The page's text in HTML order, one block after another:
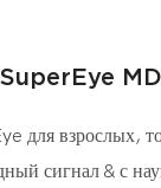
SuperEye
для взрослых,
сигнал & с